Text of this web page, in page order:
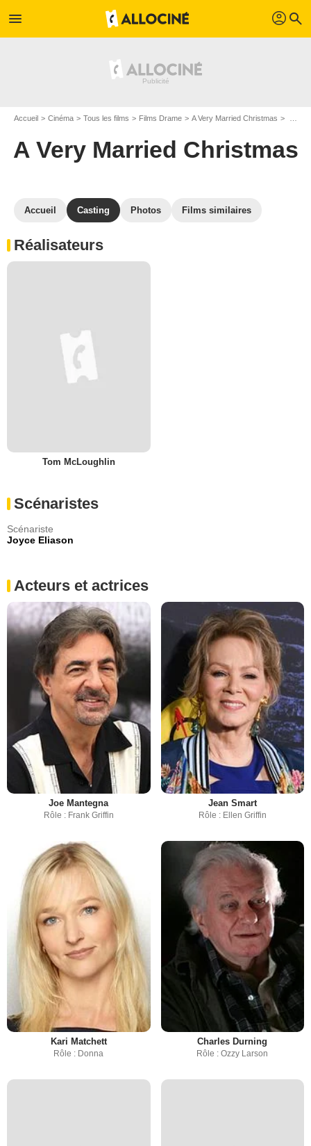
menu profil search
Accueil Cinéma Tous les films Films Drame A Very Married Christmas
A Very Married Christmas
Accueil Casting Photos Films similaires
Réalisateurs
Tom McLoughlin
Scénaristes
Scénariste
Joyce Eliason
Acteurs et actrices
Joe Mantegna
Rôle : Frank Griffin
Jean Smart
Rôle : Ellen Griffin
Kari Matchett
Rôle : Donna
Charles Durning
Rôle : Ozzy Larson